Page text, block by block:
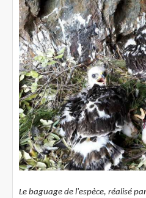
Le baguage de l'espèce, réalisé